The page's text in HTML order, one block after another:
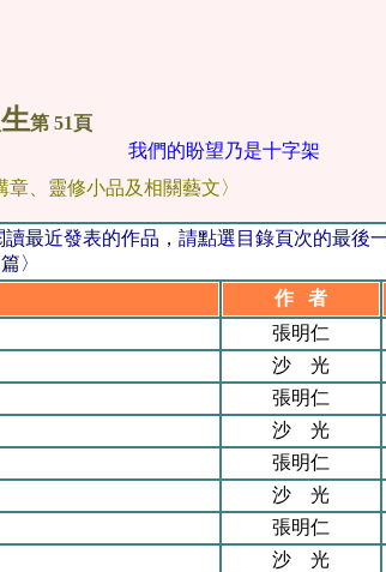
第 51頁
我們的盼望乃是十字架，我們
、靈修小品及相關藝文〉
最近發表的作品，請點選目錄頁次的最後
〉
作 者
張明仁
沙 光
張明仁
沙 光
張明仁
沙 光
張明仁
沙 光